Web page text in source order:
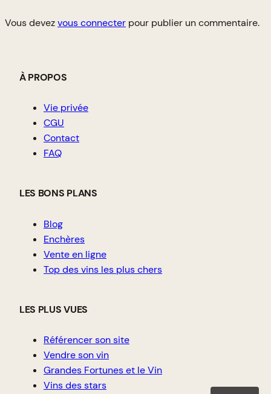
Vous devezvous connecter pour publier un commentaire.
À PROPOS
Vie privée
CGU
Contact
FAQ
LES BONS PLANS
Blog
Enchères
Vente en ligne
Top des vins les plus chers
LES PLUS VUES
Référencer son site
Vendre son vin
Grandes Fortunes et le Vin
Vins des stars